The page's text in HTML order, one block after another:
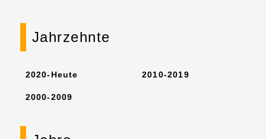
Jahrzehnte
2020-Heute
2000-2009
2010-2019